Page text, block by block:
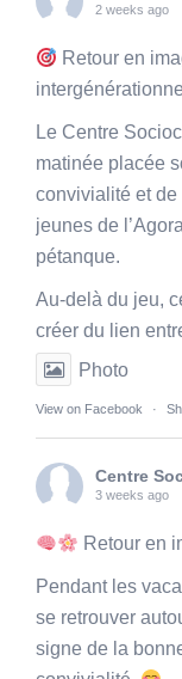
2 weeks ago
Retour en
Le Centre
matinée placée
convivialité et
jeunes de
pétanque.
Au-delà du jeu,
créer du lien
Photo
View on Facebook ·
Centre
3 weeks ago
Retour en
Pendant les
se retrouver
signe de la